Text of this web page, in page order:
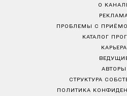
О
РЕКЛАМА
ПРОБЛЕМЫ С
КАТАЛОГ
КАРЬЕРА
АВТОРЫ
СТРУКТУРА
ПОЛИТИКА